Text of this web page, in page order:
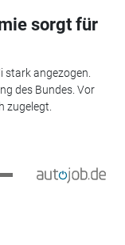
sorgt für
angezogen.
des Bundes. Vor
zugelegt.